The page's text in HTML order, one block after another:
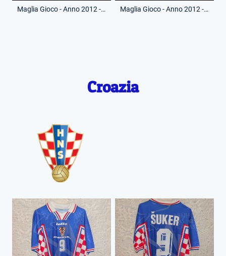
Maglia Gioco - Anno 2012 - 9 - (Fronte) Maglia Gioco - Anno 2012 - 9 - (Retro)
Croazia